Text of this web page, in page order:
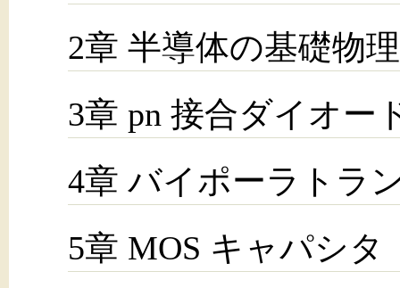
2章 半導体の基礎物理
3章 pn 接合ダイオー
4章 バイポーラトラ
5章 MOS キャパシタ